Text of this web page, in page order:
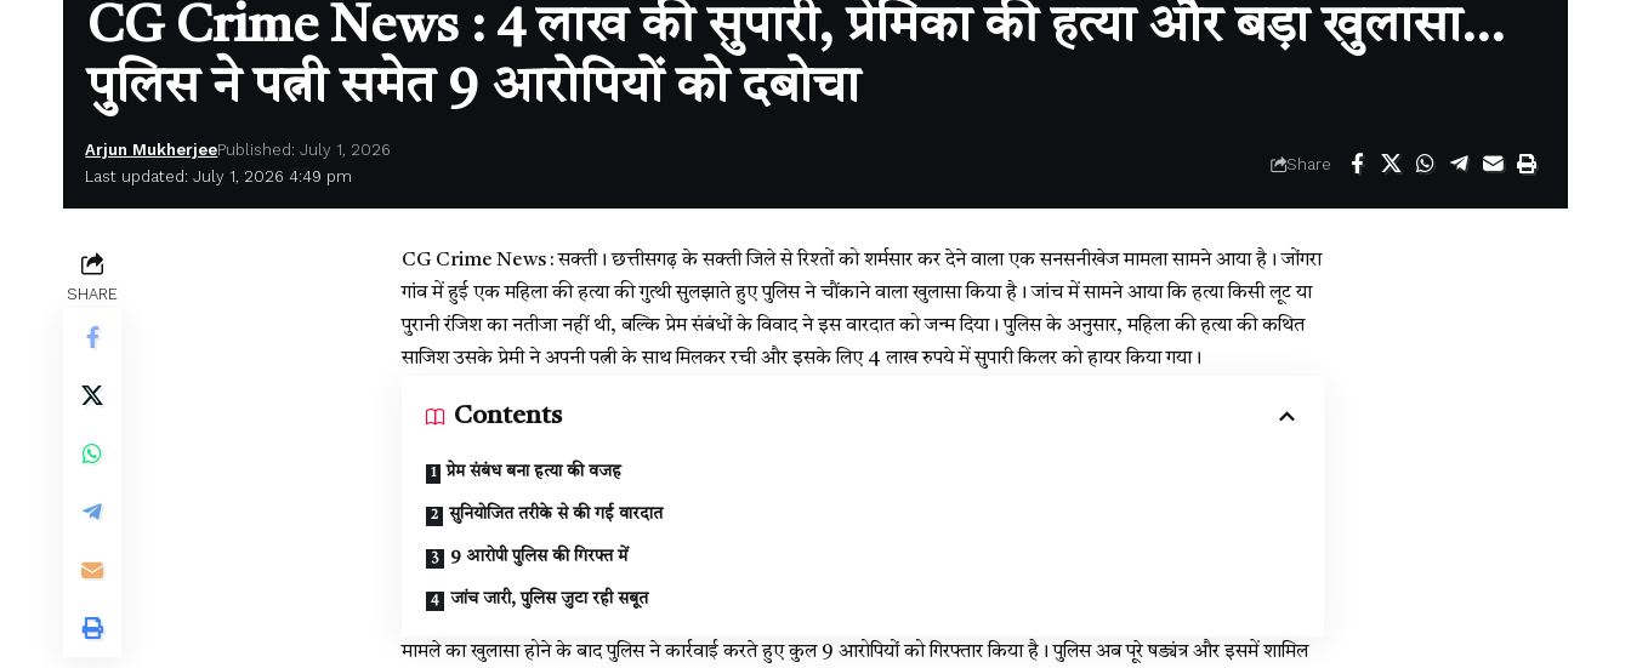
CG Crime News : 4 लाख की सुपारी, प्रेमिका की हत्या और बड़ा खुलासा…
पुलिस ने पत्नी समेत 9 आरोपियों को दबोचा
Last updated: July 1, 2026 4:49 pm
Arjun MukherjeePublished: July 1, 2026
Share
SHARE
CG Crime News : सक्ती। छत्तीसगढ़ के सक्ती जिले से रिश्तों को शर्मसार कर देने वाला एक सनसनीखेज मामला सामने आया है। जोंगरा
गांव में हुई एक महिला की हत्या की गुत्थी सुलझाते हुए पुलिस ने चौंकाने वाला खुलासा किया है। जांच में सामने आया कि हत्या किसी लूट या
पुरानी रंजिश का नतीजा नहीं थी, बल्कि प्रेम संबंधों के विवाद ने इस वारदात को जन्म दिया। पुलिस के अनुसार, महिला की हत्या की कथित
साजिश उसके प्रेमी ने अपनी पत्नी के साथ मिलकर रची और इसके लिए 4 लाख रुपये में सुपारी किलर को हायर किया गया।
Contents
प्रेम संबंध बना हत्या की वजह
सुनियोजित तरीके से की गई वारदात
9 आरोपी पुलिस की गिरफ्त में
जांच जारी, पुलिस जुटा रही सबूत
मामले का खुलासा होने के बाद पुलिस ने कार्रवाई करते हुए कुल 9 आरोपियों को गिरफ्तार किया है। पुलिस अब पूरे षड्यंत्र और इसमें शामिल